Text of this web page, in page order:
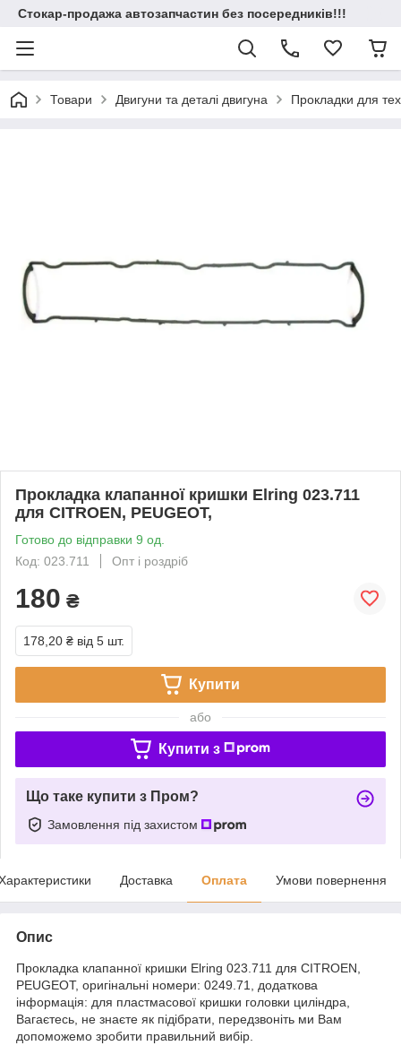
Стокар-продажа автозапчастин без посередників!!!
Товари Двигуни та деталі двигуна Прокладки для
Прокладка клапанної кришки Elring 023.711
для CITROEN, PEUGEOT,
Готово до відправки 9 од.
Код: 023.711
Опт і роздріб
180 ₴
178,20 ₴ від 5 шт.
Купити
або
Купити з
Що таке купити з Пром?
Замовлення під захистом
Доставка Оплата Умови повернення
Опис
Прокладка клапанної кришки Elring 023.711 для CITROEN,
PEUGEOT, оригінальні номери: 0249.71, додаткова
інформація: для пластмасової кришки головки циліндра,
Вагаєтесь, не знаєте як підібрати, передзвоніть ми Вам
допоможемо зробити правильний вибір.